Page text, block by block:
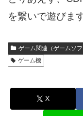
を繋いで遊びま
ゲーム関連（ゲームソ
ゲーム機
X